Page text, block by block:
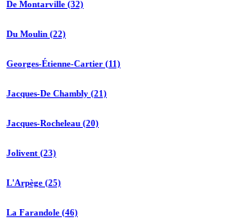
De Montarville (32)
Du Moulin (22)
Georges-Étienne-Cartier (11)
Jacques-De Chambly (21)
Jacques-Rocheleau (20)
Jolivent (23)
L'Arpège (25)
La Farandole (46)